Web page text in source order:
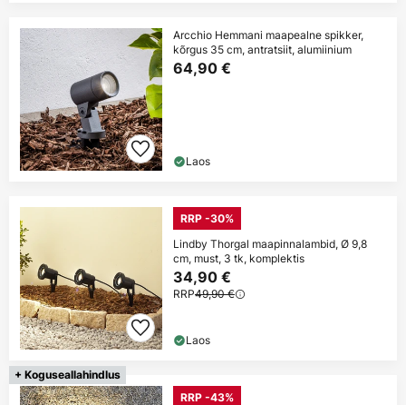
Arcchio Hemmani maapealne spikker,
kõrgus 35 cm, antratsiit, alumiinium
64,90 €
Laos
RRP -30%
Lindby Thorgal maapinnalambid, Ø 9,8
cm, must, 3 tk, komplektis
34,90 €
RRP49,90 €
Laos
+ Koguseallahindlus
RRP -43%